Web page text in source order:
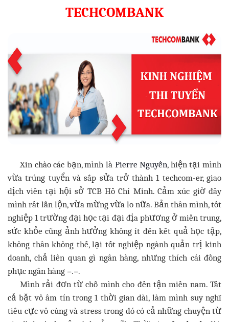
TECHCOMBANK
Xin chào các bạn, mình là Pierre Nguyễn, hiện tại mình
vừa trúng tuyển và sắp sửa trở thành 1 techcom-er, giao
dịch viên tại hội sở TCB Hồ Chí Minh. Cảm xúc giờ đây
mình rất lẫn lộn, vừa mừng vừa lo nữa. Bản thân mình, tốt
nghiệp 1 trường đại học tại đại địa phương ở miền trung,
sức khỏe cũng ảnh hưởng không ít đến kết quả học tập,
không thân không thế, lại tốt nghiệp ngành quản trị kinh
doanh, chả liên quan gì ngân hàng, nhưng thích cái đồng
phục ngân hàng =.=.
Mình rải đơn từ chỗ mình cho đến tận miền nam. Tất
cả bặt vô âm tín trong 1 thời gian dài, làm mình suy nghĩ
tiêu cực vô cùng và stress trong đó có cả những chuyện từ